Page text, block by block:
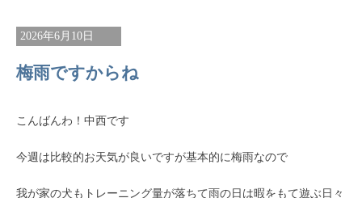
2026年6月10日
梅雨ですからね
こんばんわ！中西です
今週は比較的お天気が良いですが基本的に梅雨なので
我が家の犬もトレーニング量が落ちて雨の日は暇をもて遊ぶ日々